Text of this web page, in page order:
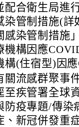
配合衛生局進
染管制措施(詳
感染管制措施
機構因應
構(住宿型)因
關流感群聚事
至疾管署全球
防疫專題/傳染
、新冠併發重